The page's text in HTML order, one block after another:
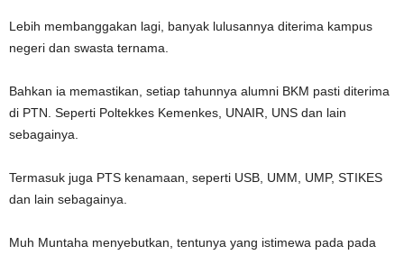
Lebih membanggakan lagi, banyak lulusannya diterima kampus
negeri dan swasta ternama.
Bahkan ia memastikan, setiap tahunnya alumni BKM pasti diterima
di PTN. Seperti Poltekkes Kemenkes, UNAIR, UNS dan lain
sebagainya.
Termasuk juga PTS kenamaan, seperti USB, UMM, UMP, STIKES
dan lain sebagainya.
Muh Muntaha menyebutkan, tentunya yang istimewa pada pada